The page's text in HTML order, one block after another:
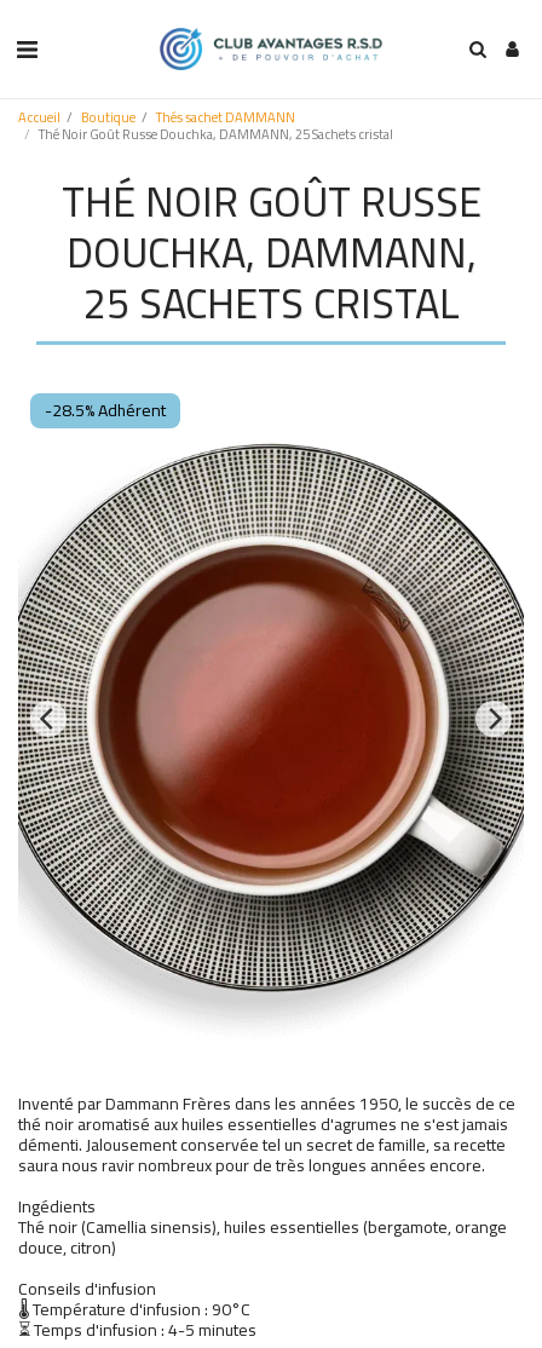
Accueil Boutique Thés sachet DAMMANN
Thé Noir Goût Russe Douchka, DAMMANN, 25 Sachets cristal
THÉ NOIR GOÛT RUSSE
DOUCHKA, DAMMANN,
25 SACHETS CRISTAL
-28.5% Adhérent
Inventé par Dammann Frères dans les années 1950, le succès de ce
thé noir aromatisé aux huiles essentielles d'agrumes ne s'est jamais
démenti. Jalousement conservée tel un secret de famille, sa recette
saura nous ravir nombreux pour de très longues années encore.
Ingédients
Thé noir (Camellia sinensis), huiles essentielles (bergamote, orange
douce, citron)
Conseils d'infusion
🌡 Température d'infusion : 90°C
⏳ Temps d'infusion : 4-5 minutes